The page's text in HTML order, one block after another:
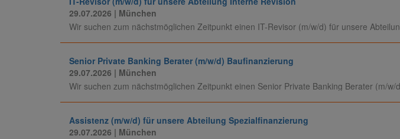
29.07.2026 | München
Wir suchen zum nächstmöglichen Zeitpunkt einen IT-Revisor (m/w/d) für unsere
Senior Private Banking Berater (m/w/d) Baufinanzierung
29.07.2026 | München
Wir suchen zum nächstmöglichen Zeitpunkt einen Senior Private Banking Berater (m/
Assistenz (m/w/d) für unsere Abteilung Spezialfinanzierung
29.07.2026 | München